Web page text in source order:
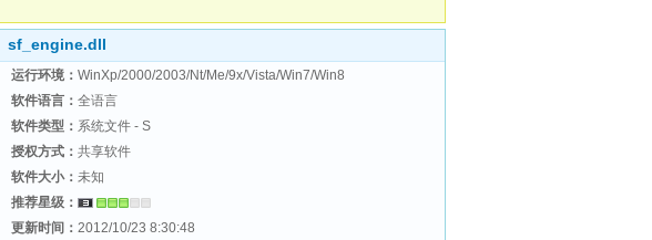
sf_engine.dll
运行环境： WinXp/2000/2003/Nt/Me/9x/Vista/Win7/Win8
软件语言： 全语言
软件类型： 系统文件 - S
授权方式： 共享软件
软件大小： 未知
推荐星级：
更新时间： 2012/10/23 8:30:48